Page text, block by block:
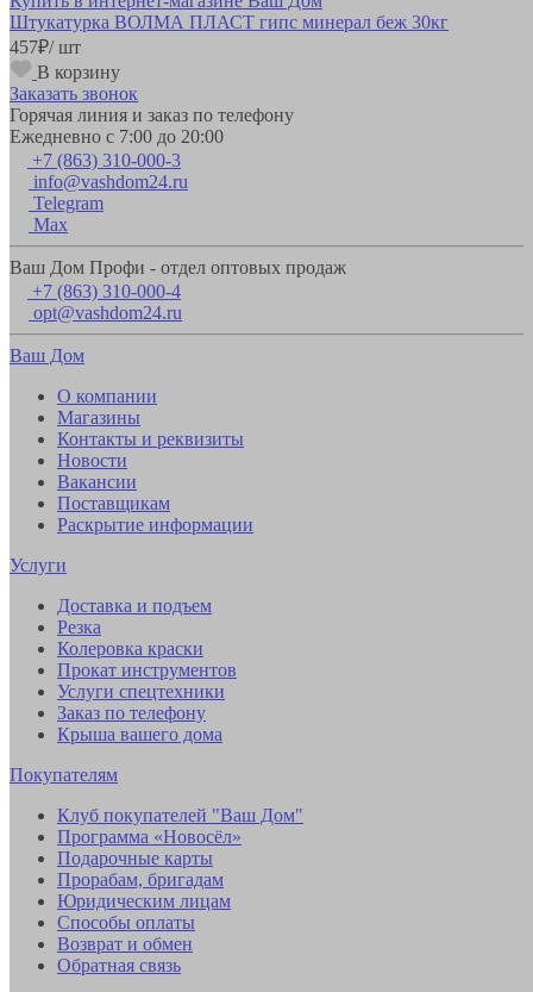
Штукатурка ВОЛМА ПЛАСТ гипс минерал беж 30кг
457₽/ шт
В корзину
Заказать звонок
Горячая линия и заказ по телефону
Ежедневно с 7:00 до 20:00
+7 (863) 310-000-3
info@vashdom24.ru
Telegram
Max
Ваш Дом Профи - отдел оптовых продаж
+7 (863) 310-000-4
opt@vashdom24.ru
Ваш Дом
О компании
Магазины
Контакты и реквизиты
Новости
Вакансии
Поставщикам
Раскрытие информации
Услуги
Доставка и подъем
Резка
Колеровка краски
Прокат инструментов
Услуги спецтехники
Заказ по телефону
Крыша вашего дома
Покупателям
Клуб покупателей "Ваш Дом"
Программа «Новосёл»
Подарочные карты
Прорабам, бригадам
Юридическим лицам
Способы оплаты
Возврат и обмен
Обратная связь